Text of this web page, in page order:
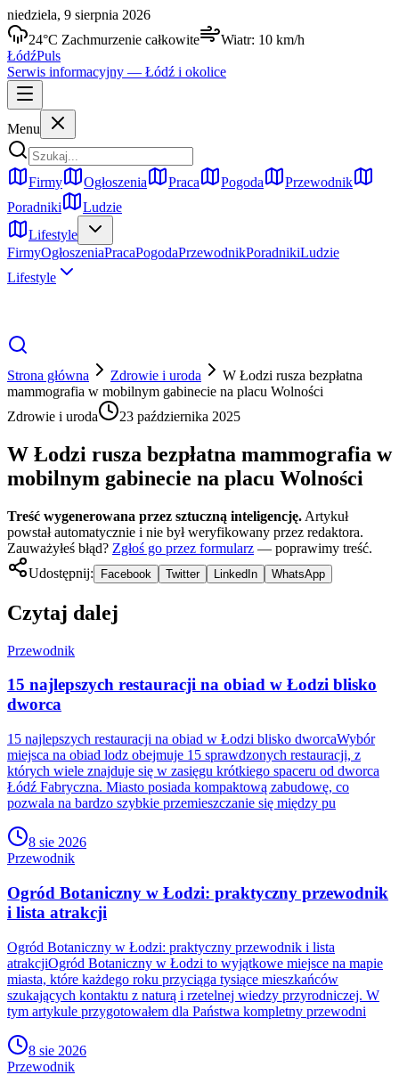
niedziela, 9 sierpnia 2026
24°C Zachmurzenie całkowite Wiatr: 10 km/h
ŁódźPuls
Serwis informacyjny — Łódź i okolice
Menu
Firmy Ogłoszenia Praca Pogoda
Przewodnik
Poradniki
Ludzie
Lifestyle
FirmyOgłoszeniaPracaPogodaPrzewodnikPoradnikiLudzie
Lifestyle
Strona główna Zdrowie i uroda
W Łodzi rusza bezpłatna
mammografia w mobilnym gabinecie na placu Wolności
Zdrowie i uroda
23 października 2025
W Łodzi rusza bezpłatna mammografia w
mobilnym gabinecie na placu Wolności
Treść wygenerowana przez sztuczną inteligencję. Artykuł
powstał automatycznie i nie był weryfikowany przez redaktora.
Zauważyłeś błąd? Zgłoś go przez formularz — poprawimy treść.
Udostępnij:
Facebook Twitter LinkedIn WhatsApp
Czytaj dalej
Przewodnik
15 najlepszych restauracji na obiad w Łodzi blisko
dworca
15 najlepszych restauracji na obiad w Łodzi blisko dworcaWybór
miejsca na obiad lodz obejmuje 15 sprawdzonych restauracji, z
których wiele znajduje się w zasięgu krótkiego spaceru od dworca
Łódź Fabryczna. Miasto posiada kompaktową zabudowę, co
pozwala na bardzo szybkie przemieszczanie się między pu
8 sie 2026
Przewodnik
Ogród Botaniczny w Łodzi: praktyczny przewodnik
i lista atrakcji
Ogród Botaniczny w Łodzi: praktyczny przewodnik i lista
atrakcjiOgród Botaniczny w Łodzi to wyjątkowe miejsce na mapie
miasta, które każdego roku przyciąga tysiące mieszkańców
szukających kontaktu z naturą i rzetelnej wiedzy przyrodniczej. W
tym artykule przygotowałem dla Państwa kompletny przewodni
8 sie 2026
Przewodnik